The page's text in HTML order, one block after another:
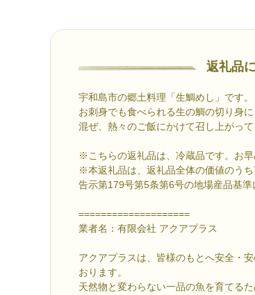
返礼品
宇和島市の郷土料理「生鯛めし」です。
お刺身でも食べられる生の鯛の切り身
混ぜ、熱々のご飯にかけて召し上がって
※こちらの返礼品は、冷蔵品です。お早
※本返礼品は、返礼品全体の価値のう
告示第179号第5条第6号の地場産品基準
====================
業者名：有限会社 アクアプラス
アクアプラスは、皆様のもとへ安全・
おります。
天然物と変わらない一品の魚を育てる